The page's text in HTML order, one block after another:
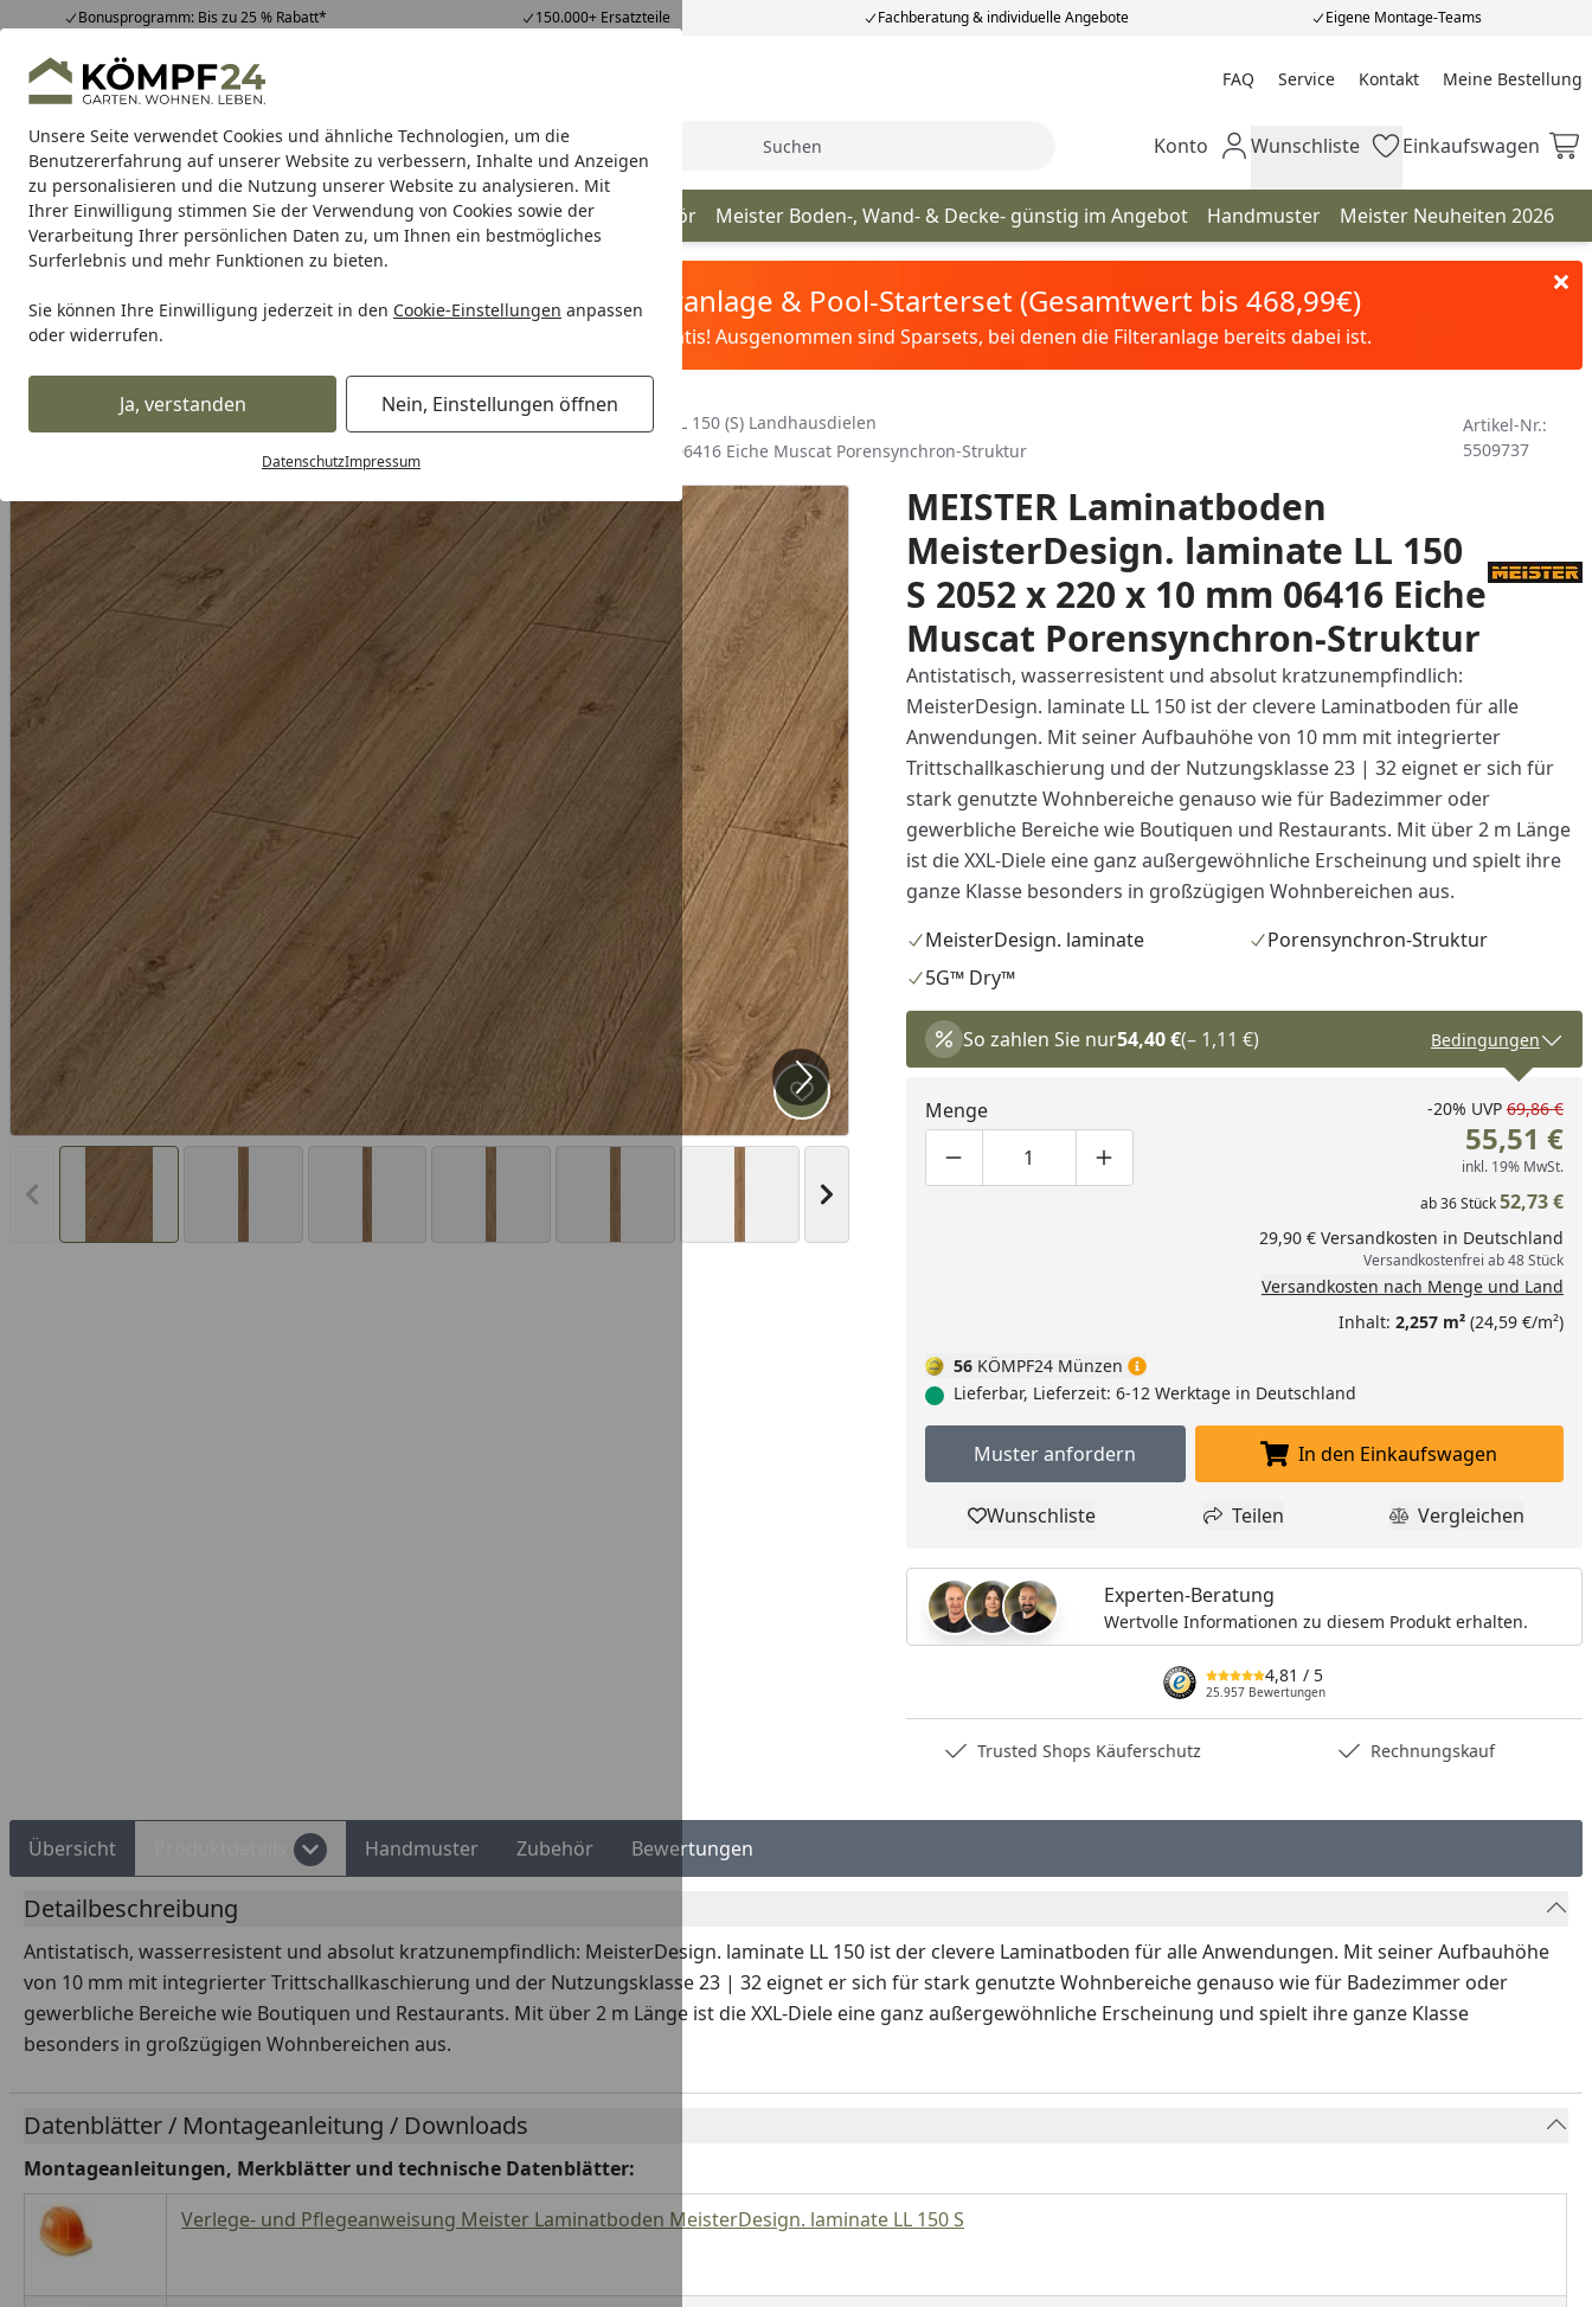
Unsere Seite verwendet Cookies und ähnliche Technologien, um die
Benutzererfahrung auf unserer Website zu verbessern, Inhalte und Anzeigen
zu personalisieren und die Nutzung unserer Website zu analysieren. Mit
Ihrer Einwilligung stimmen Sie der Verwendung von Cookies sowie der
Verarbeitung Ihrer persönlichen Daten zu, um Ihnen ein bestmögliches
Surferlebnis und mehr Funktionen zu bieten.
Sie können Ihre Einwilligung jederzeit in den Cookie-Einstellungen anpassen
oder widerrufen.
Ja, verstanden Nein, Einstellungen öffnen
DatenschutzImpressum
Bonusprogramm: Bis zu 25 % Rabatt* 150.000+ Ersatzteile Fachberatung & individuelle Angebote Eigene Montage-Teams
Hotline07051 / 9 22 22
Mo-Fr. 8-16 Uhr 25.957 Bewertungen FAQ Service Kontakt Meine Bestellung
Meine Bestellung
Alle Produkte
Alle ProdukteHighlights Tipps & Tricks Suche Mein Konto
Konto Wunschliste
Wunschliste Einkaufswagen
Einkaufswagen
Meister Meister Böden Meister Paneele Leisten Meister Zubehör Meister Boden-, Wand- & Decke- günstig im Angebot Handmuster Meister Neuheiten 2026
Karibu Pools inkl. gratis Sandfilteranlage & Pool-Starterset (Gesamtwert bis 468,99€)
Dein Traumpool im Sorglos-Paket: Filter&Pflege gratis! Ausgenommen sind Sparsets, bei denen die Filteranlage bereits dabei ist.
Meister Laminatböden
MeisterDesign. laminate LL 150 (S) Landhausdielen
MEISTER Laminatboden MeisterDesign. laminate LL 150 S 2052 x 220 x 10 mm 06416 Eiche Muscat Porensynchron-Struktur
Artikel-Nr.:
5509737
Vorheriges Bild anzeigen Nächstes Bild anzeigen
Produkt zur Wunschliste hinzufügen
MEISTER Laminatboden
MeisterDesign. laminate LL 150
S 2052 x 220 x 10 mm 06416 Eiche
Muscat Porensynchron-Struktur
Antistatisch, wasserresistent und absolut kratzunempfindlich:
MeisterDesign. laminate LL 150 ist der clevere Laminatboden für alle
Anwendungen. Mit seiner Aufbauhöhe von 10 mm mit integrierter
Trittschallkaschierung und der Nutzungsklasse 23 | 32 eignet er sich für
stark genutzte Wohnbereiche genauso wie für Badezimmer oder
gewerbliche Bereiche wie Boutiquen und Restaurants. Mit über 2 m Länge
ist die XXL-Diele eine ganz außergewöhnliche Erscheinung und spielt ihre
ganze Klasse besonders in großzügigen Wohnbereichen aus.
MeisterDesign. laminate
Porensynchron-Struktur
5G™ Dry™
So zahlen Sie nur54,40 €(– 1,11 €) Bedingungen
Menge
Produktmenge um eins verringern
Produktmenge manuell eingeben
Produktmenge um eins erhöhen
-20% UVP 69,86 €
55,51 €
inkl. 19% MwSt.
ab36Stück52,73 €
29,90 € Versandkosten in Deutschland
Versandkostenfrei ab 48 Stück
Versandkosten nach Menge und Land
Inhalt: 2,257 m²(24,59 €/m²)
56 KÖMPF24 Münzen
Lieferbar, Lieferzeit: 6-12 Werktage in Deutschland
Muster anfordern
Muster anfordern In den Einkaufswagen
In den Einkaufswagen
Produkt zur Wunschliste hinzufügen
Wunschliste Teilen
Teilen Produkt
Vergleichen
Experten-Beratung
Wertvolle Informationen zu diesem Produkt erhalten.
4,81 / 5
25.957 Bewertungen
Trusted Shops Käuferschutz Rechnungskauf
Übersicht Handmuster Zubehör Bewertungen
Detailbeschreibung
Antistatisch, wasserresistent und absolut kratzunempfindlich: MeisterDesign. laminate LL 150 ist der clevere Laminatboden für alle Anwendungen. Mit seiner Aufbauhöhe
von 10 mm mit integrierter Trittschallkaschierung und der Nutzungsklasse 23 | 32 eignet er sich für stark genutzte Wohnbereiche genauso wie für Badezimmer oder
gewerbliche Bereiche wie Boutiquen und Restaurants. Mit über 2 m Länge ist die XXL-Diele eine ganz außergewöhnliche Erscheinung und spielt ihre ganze Klasse
besonders in großzügigen Wohnbereichen aus.
Datenblätter / Montageanleitung / Downloads
Montageanleitungen, Merkblätter und technische Datenblätter:
Verlege- und Pflegeanweisung Meister Laminatboden MeisterDesign. laminate LL 150 S